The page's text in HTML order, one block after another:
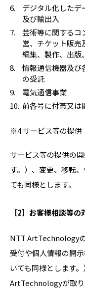
デジタル化したデ
及び輸出入
芸術等に関するコ
営、チケット販売
編集、製作、出版
情報通信機器及び
の受託
電気通信事業
前各号に付帯又は
※4 サービス等の提供
サービス等の提供の
す。）、変更、移転
ても同様とします。
［2］お客様相談等の
NTT ArtTechnology
受付や個人情報の開
いても同様とします
ArtTechnologyが取り